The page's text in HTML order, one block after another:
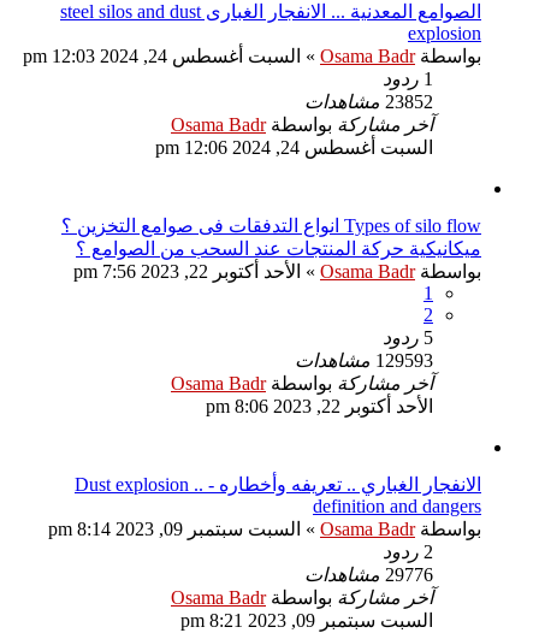
الصوامع المعدنية ... الانفجار الغبارى steel silos and dust
explosion
بواسطةOsama Badr
» السبت أغسطس 24, 2024 12:03 pm
1 ردود
23852 مشاهدات
آخر مشاركة بواسطةOsama Badr
السبت أغسطس 24, 2024 12:06 pm
Types of silo flow انواع التدفقات فى صوامع التخزين ؟
ميكانيكية حركة المنتجات عند السحب من الصوامع ؟
بواسطةOsama Badr
» الأحد أكتوبر 22, 2023 7:56 pm
1
2
5 ردود
129593 مشاهدات
آخر مشاركة بواسطةOsama Badr
الأحد أكتوبر 22, 2023 8:06 pm
الانفجار الغباري .. تعريفه وأخطاره - Dust explosion ..
definition and dangers
بواسطةOsama Badr
» السبت سبتمبر 09, 2023 8:14 pm
2 ردود
29776 مشاهدات
آخر مشاركة بواسطةOsama Badr
السبت سبتمبر 09, 2023 8:21 pm